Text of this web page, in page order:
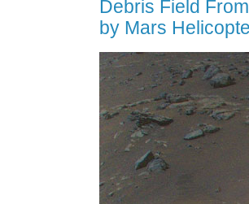
Debris Field
by Mars